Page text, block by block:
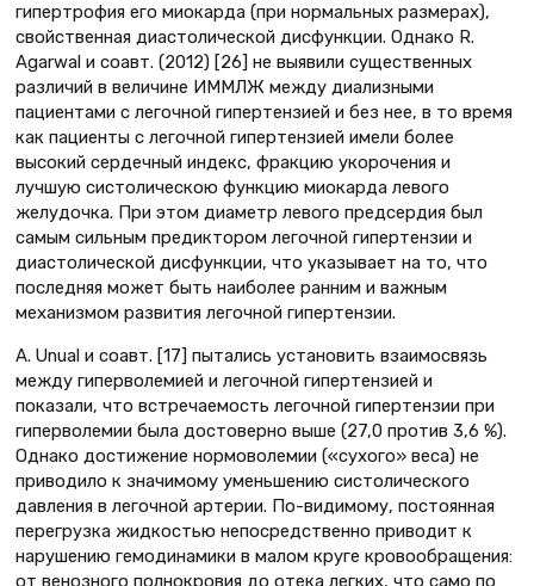
гипертрофия его миокарда (при нормальных размерах),
свойственная диастолической дисфункции. Однако R.
Agarwal и соавт. (2012) [26] не выявили существенных
различий в величине ИММЛЖ между диализными
пациентами с легочной гипертензией и без нее, в то время
как пациенты с легочной гипертензией имели более
высокий сердечный индекс, фракцию укорочения и
лучшую систолическою функцию миокарда левого
желудочка. При этом диаметр левого предсердия был
самым сильным предиктором легочной гипертензии и
диастолической дисфункции, что указывает на то, что
последняя может быть наиболее ранним и важным
механизмом развития легочной гипертензии.
A. Unual и соавт. [17] пытались установить взаимосвязь
между гиперволемией и легочной гипертензией и
показали, что встречаемость легочной гипертензии при
гиперволемии была достоверно выше (27,0 против 3,6 %).
Однако достижение нормоволемии («сухого» веса) не
приводило к значимому уменьшению систолического
давления в легочной артерии. По-видимому, постоянная
перегрузка жидкостью непосредственно приводит к
нарушению гемодинамики в малом круге кровообращения:
от венозного полнокровия до отека легких, что само по